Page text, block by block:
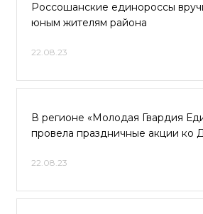
Россошанские единороссы
юным жителям района
22.08.23
В регионе «Молодая Гвардия
провела праздничные акции ко
22.08.23